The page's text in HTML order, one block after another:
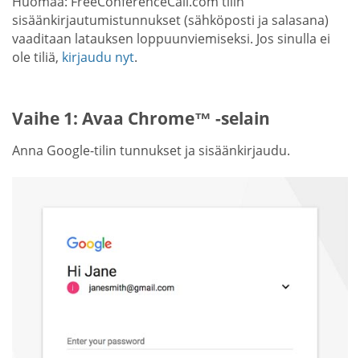
sisäänkirjautumistunnukset (sähköposti ja salasana)
vaaditaan latauksen loppuunviemiseksi. Jos sinulla ei
ole tiliä, kirjaudu nyt.
Vaihe 1: Avaa Chrome™ -selain
Anna Google-tilin tunnukset ja sisäänkirjaudu.